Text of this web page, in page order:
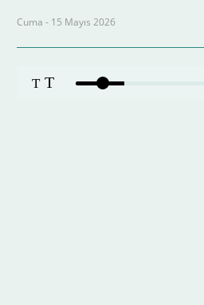
Cuma - 15 Mayıs 2026
T T